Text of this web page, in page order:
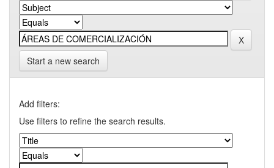
Start a new search
Add filters:
Use filters to refine the search results.